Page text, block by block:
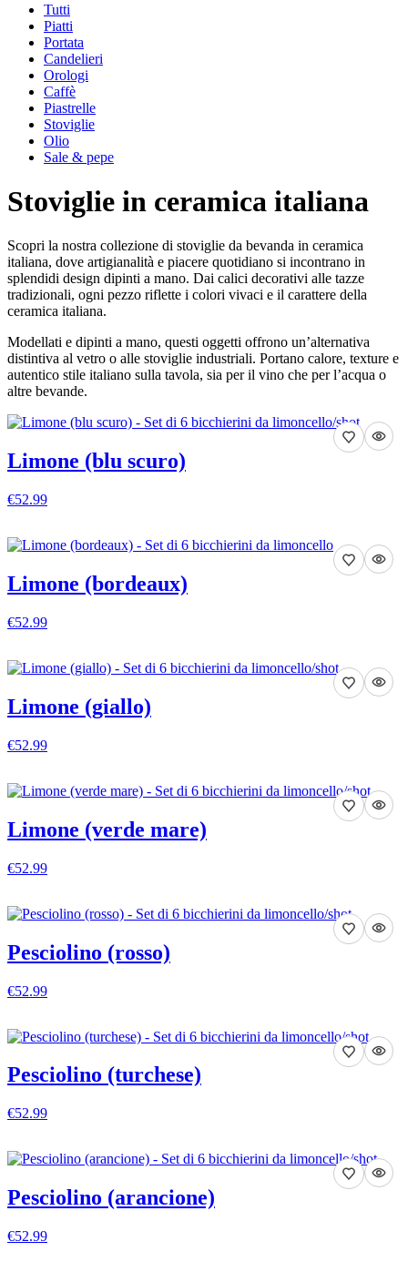
Tutti
Piatti
Portata
Candelieri
Orologi
Caffè
Piastrelle
Stoviglie
Olio
Sale & pepe
Stoviglie in ceramica italiana
Scopri la nostra collezione di stoviglie da bevanda in ceramica
italiana, dove artigianalità e piacere quotidiano si incontrano in
splendidi design dipinti a mano. Dai calici decorativi alle tazze
tradizionali, ogni pezzo riflette i colori vivaci e il carattere della
ceramica italiana.
Modellati e dipinti a mano, questi oggetti offrono un’alternativa
distintiva al vetro o alle stoviglie industriali. Portano calore, texture e
autentico stile italiano sulla tavola, sia per il vino che per l’acqua o
altre bevande.
Limone (blu scuro)
€52.99
Limone (bordeaux)
€52.99
Limone (giallo)
€52.99
Limone (verde mare)
€52.99
Pesciolino (rosso)
€52.99
Pesciolino (turchese)
€52.99
Pesciolino (arancione)
€52.99